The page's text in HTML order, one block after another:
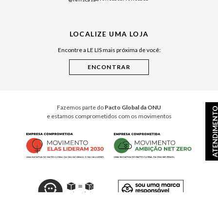
Cuidados Casa
LOCALIZE UMA LOJA
Encontre a LE LIS mais próxima de você:
Fazemos parte do Pacto Global da ONU
e estamos comprometidos com os movimentos